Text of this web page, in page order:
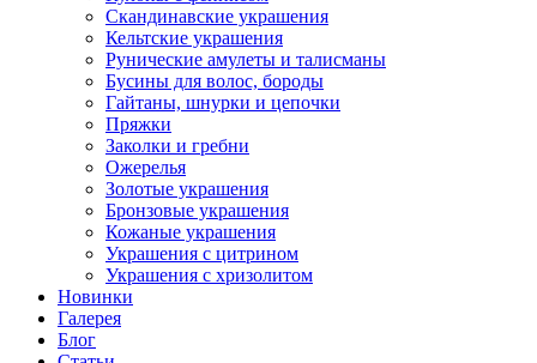
Скандинавские украшения
Кельтские украшения
Рунические амулеты и талисманы
Бусины для волос, бороды
Гайтаны, шнурки и цепочки
Пряжки
Заколки и гребни
Ожерелья
Золотые украшения
Бронзовые украшения
Кожаные украшения
Украшения с цитрином
Украшения с хризолитом
Новинки
Галерея
Блог